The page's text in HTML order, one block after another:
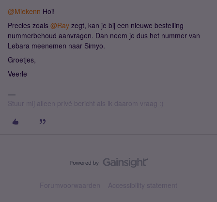
@Miekenn Hoi!
Precies zoals @Ray zegt, kan je bij een nieuwe bestelling
nummerbehoud aanvragen. Dan neem je dus het nummer van
Lebara meenemen naar Simyo.
Groetjes,
Veerle
Stuur mij alleen privé bericht als ik daarom vraag :)
Forumvoorwaarden Accessibility statement